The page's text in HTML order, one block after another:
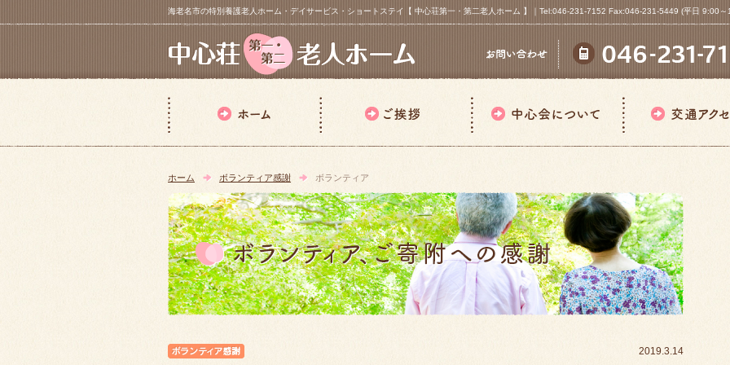
海老名市の特別養護老人ホーム・デイサービス・ショートステイ【 中心荘第一・第二老人ホーム 】｜Tel:046-231-7152 Fax:046-231-5449 (平日 9:00
ホーム ボランティア感謝 ボランティア
2019.3.14